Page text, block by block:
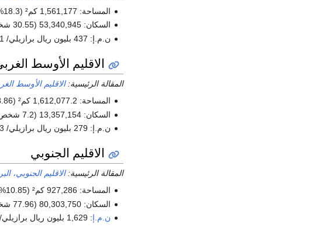
المساحة: 1,561,177 كم² (18.3%)
السكان: 53,340,945 (30.55 شخص/كم²; 29%; 2009)
ن.م.إ: 437 بليون ريال برازيلي/
الاقليم الأوسط
المقالة الرئيسية:الاقليم الأوسط
المساحة: 1,612,077.2 كم² (18.86%)
السكان: 13,357,154 (7.2 شخص/كم²; 6.4%)
ن.م.إ: 279 بليون ريال برازيلي/ 174,3 بليون دولار أمريكي (2008; 8.3%)
الاقليم الجنوبي
المقالة الرئيسية:الاقليم الجنوبي،
المساحة: 927,286 كم² (10.85%)
السكان: 80,303,750 (77.96 شخص/كم², 38%)
ن.م.إ: 1,629 بليون ريال برازيلي/ 803 بليون دولار أمريكي(2008; ~49%)